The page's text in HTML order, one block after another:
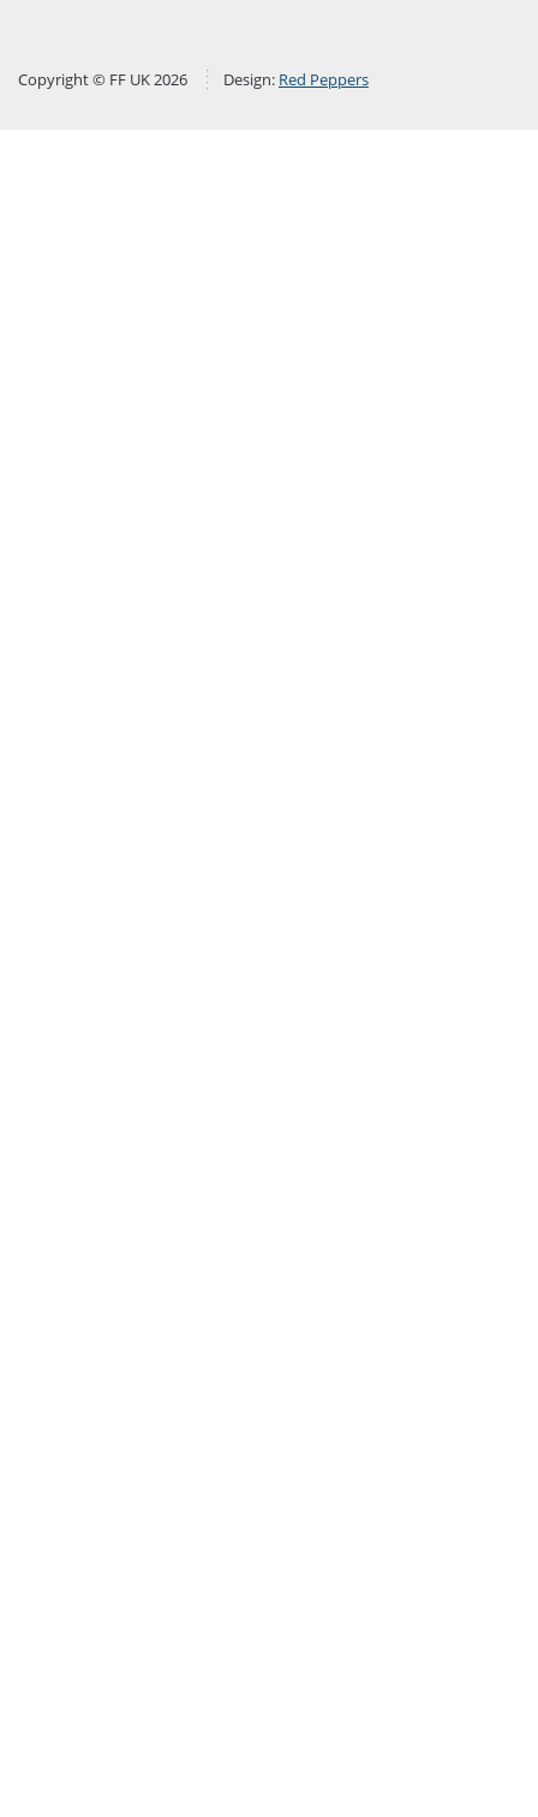
Copyright © FF UK 2026 Design: Red Peppers